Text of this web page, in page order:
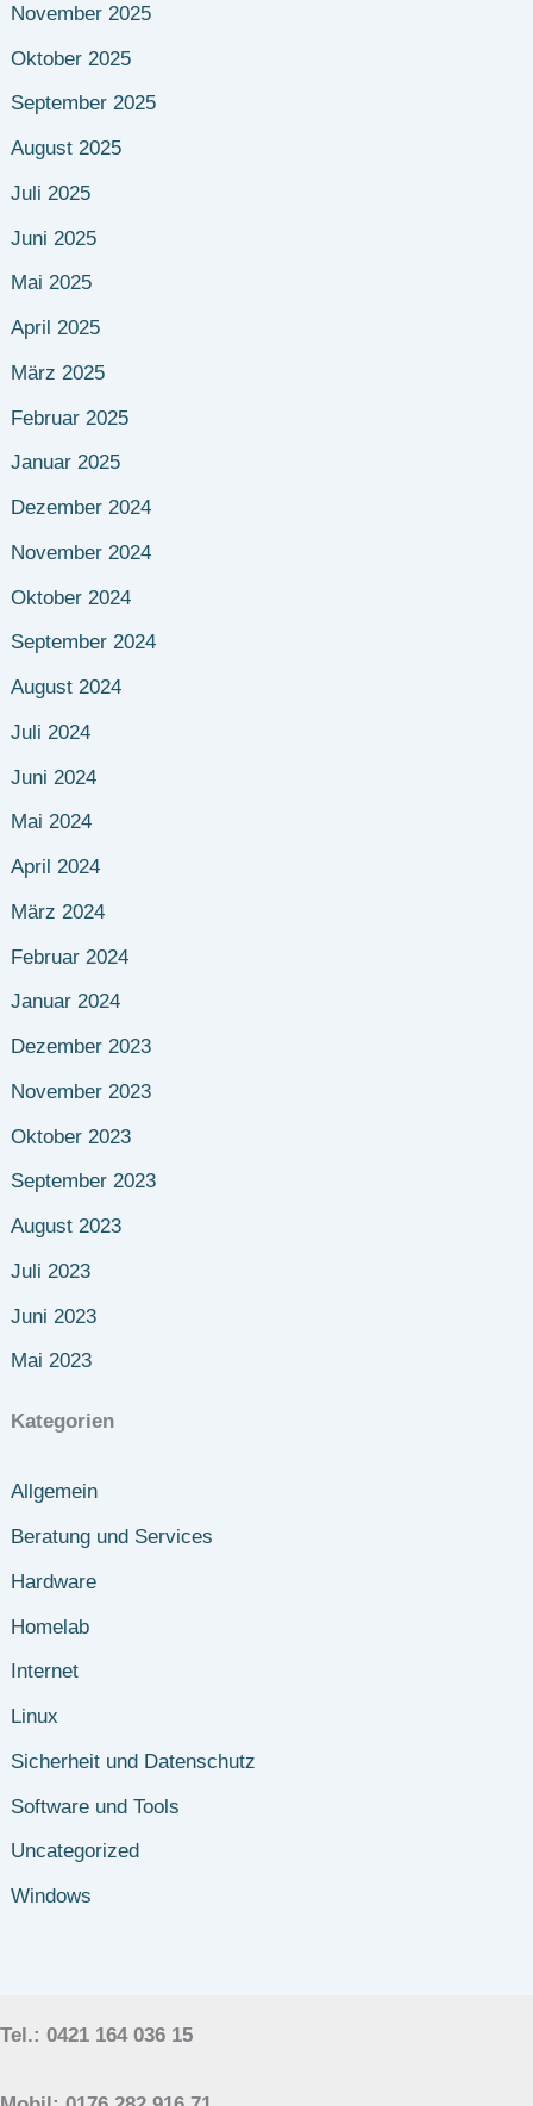
November 2025
Oktober 2025
September 2025
August 2025
Juli 2025
Juni 2025
Mai 2025
April 2025
März 2025
Februar 2025
Januar 2025
Dezember 2024
November 2024
Oktober 2024
September 2024
August 2024
Juli 2024
Juni 2024
Mai 2024
April 2024
März 2024
Februar 2024
Januar 2024
Dezember 2023
November 2023
Oktober 2023
September 2023
August 2023
Juli 2023
Juni 2023
Mai 2023
Kategorien
Allgemein
Beratung und Services
Hardware
Homelab
Internet
Linux
Sicherheit und Datenschutz
Software und Tools
Uncategorized
Windows
Tel.: 0421 164 036 15